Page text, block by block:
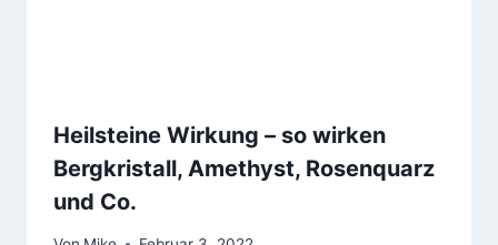
Heilsteine Wirkung – so wirken
Bergkristall, Amethyst, Rosenquarz
und Co.